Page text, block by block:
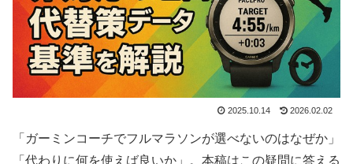
2025.10.14 2026.02.02
「ガーミンコーチでフルマラソンが選べないのはなぜか」
「代わりに何を使えば良いか」。本稿はこの疑問に答える